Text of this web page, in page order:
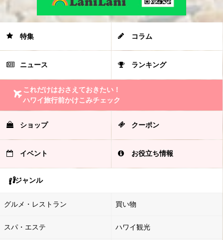
特集 コラム
ニュース ランキング
これだけはおさえておきたい！
ハワイ旅行前かけこみチェック
ショップ クーポン
イベント お役立ち情報
ジャンル
グルメ・レストラン 買い物
スパ・エステ ハワイ観光